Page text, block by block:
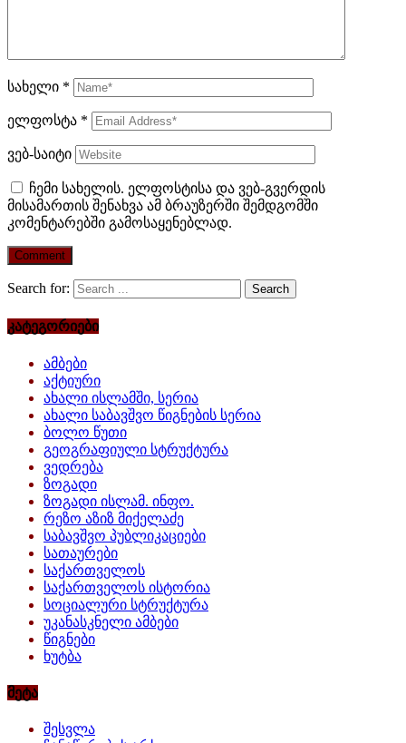
სახელი *
ელფოსტა *
ვებ-საიტი
ჩემი სახელის. ელფოსტისა და ვებ-გვერდის
მისამართის შენახვა ამ ბრაუზერში შემდგომში
კომენტარებში გამოსაყენებლად.
Search for:
კატეგორიები
ამბები
აქტიური
ახალი ისლამში, სერია
ახალი საბავშვო წიგნების სერია
ბოლო წუთი
გეოგრაფიული სტრუქტურა
ვედრება
ზოგადი
ზოგადი ისლამ. ინფო.
რეზო აზიზ მიქელაძე
საბავშვო პუბლიკაციები
სათაურები
საქართველოს
საქართველოს ისტორია
სოციალური სტრუქტურა
უკანასკნელი ამბები
წიგნები
ხუტბა
მეტა
შესვლა